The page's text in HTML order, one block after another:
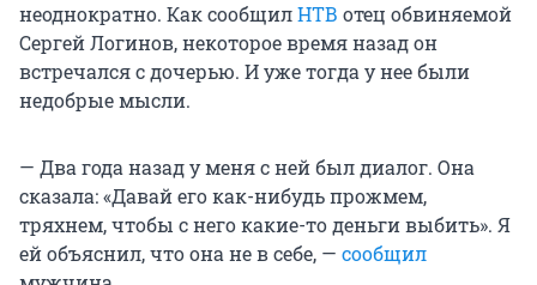
неоднократно. Как сообщилНТВ отец обвиняемой
Сергей Логинов, некоторое время назад он
встречался с дочерью. И уже тогда у нее были
недобрые мысли.
— Два года назад у меня с ней был диалог. Она
сказала: «Давай его как-нибудь прожмем,
тряхнем, чтобы с него какие-то деньги выбить». Я
ей объяснил, что она не в себе, — сообщил